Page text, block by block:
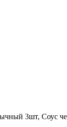
3шт, Cоус